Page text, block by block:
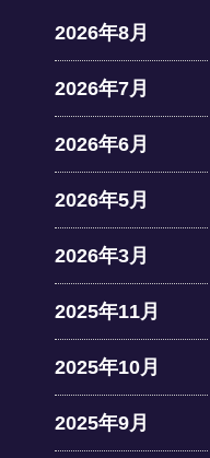
2026年8月
2026年7月
2026年6月
2026年5月
2026年3月
2025年11月
2025年10月
2025年9月